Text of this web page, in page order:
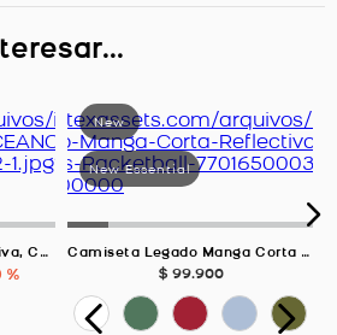
Camiseta Regular Deportiva, Color AZUL OCEANO Para Hombre
%
Camiseta Legado Manga Corta Reflectivo, Color VERDE SALVIA Para Hombre
$ 99.900